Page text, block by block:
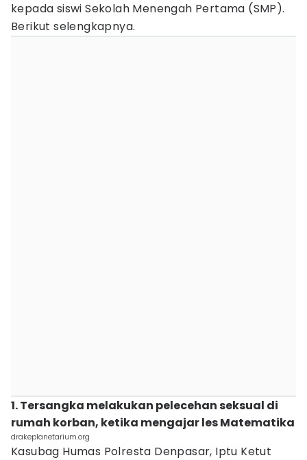
kepada siswi Sekolah Menengah Pertama (SMP).
Berikut selengkapnya.
1. Tersangka melakukan pelecehan seksual di
rumah korban, ketika mengajar les Matematika
drakeplanetarium.org
Kasubag Humas Polresta Denpasar, Iptu Ketut